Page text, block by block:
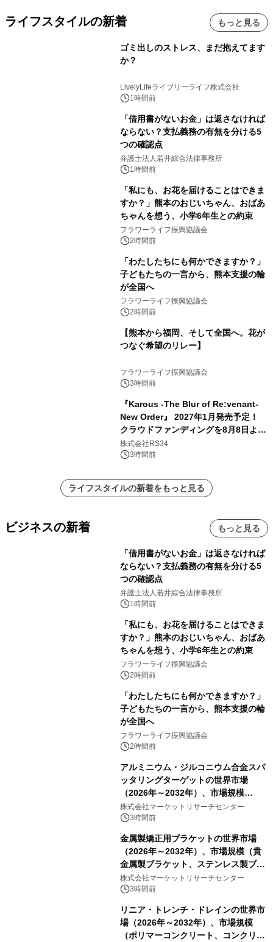
ライフスタイルの新着 もっと見る
ゴミ出しのストレス、まだ抱えてます
か？
LivelyLifeライブリーライフ株式会社
1時間前
「借用書がないお金」は返さなければ
ならない？支払義務の有無を分ける5
つの確認点
弁護士法人若井綜合法律事務所
1時間前
「私にも、お花を届けることはできま
すか？」熊本のおじいちゃん、おばあ
ちゃんを想う、小学6年生との約束
フラワーライフ振興協議会
2時間前
「わたしたちにも何かできますか？」
子どもたちの一言から、熊本支援の輪
が全国へ
フラワーライフ振興協議会
2時間前
【熊本から福岡、そして全国へ。花が
つなぐ希望のリレー】
フラワーライフ振興協議会
3時間前
『Karous -The Blur of Re:venant-
New Order』 2027年1月発売予定！
クラウドファンディングを8月8日より
開始
株式会社RS34
3時間前
ライフスタイルの新着をもっと見る
ビジネスの新着 もっと見る
「借用書がないお金」は返さなければ
ならない？支払義務の有無を分ける5
つの確認点
弁護士法人若井綜合法律事務所
1時間前
「私にも、お花を届けることはできま
すか？」熊本のおじいちゃん、おばあ
ちゃんを想う、小学6年生との約束
フラワーライフ振興協議会
2時間前
「わたしたちにも何かできますか？」
子どもたちの一言から、熊本支援の輪
が全国へ
フラワーライフ振興協議会
2時間前
アルミニウム・ジルコニウム合金スパ
ッタリングターゲットの世界市場
（2026年～2032年）、市場規模
（0.995、0.999、その他）・分析レポ
ートを発表
株式会社マーケットリサーチセンター
3時間前
金属製矯正用ブラケットの世界市場
（2026年～2032年）、市場規模（貴
金属製ブラケット、ステンレス製ブラ
ケット、純チタン製ブラケット）・分
析レポートを発表
株式会社マーケットリサーチセンター
3時間前
リニア・トレンチ・ドレインの世界市
場（2026年～2032年）、市場規模
（ポリマーコンクリート、コンクリー